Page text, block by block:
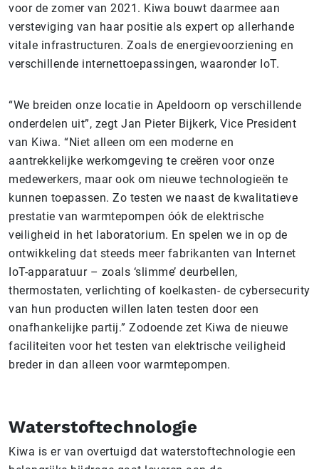
voor de zomer van 2021. Kiwa bouwt daarmee aan
versteviging van haar positie als expert op allerhande
vitale infrastructuren. Zoals de energievoorziening en
verschillende internettoepassingen, waaronder IoT.
“We breiden onze locatie in Apeldoorn op verschillende
onderdelen uit”, zegt Jan Pieter Bijkerk, Vice President
van Kiwa. “Niet alleen om een moderne en
aantrekkelijke werkomgeving te creëren voor onze
medewerkers, maar ook om nieuwe technologieën te
kunnen toepassen. Zo testen we naast de kwalitatieve
prestatie van warmtepompen óók de elektrische
veiligheid in het laboratorium. En spelen we in op de
ontwikkeling dat steeds meer fabrikanten van Internet
IoT-apparatuur – zoals ‘slimme’ deurbellen,
thermostaten, verlichting of koelkasten- de cybersecurity
van hun producten willen laten testen door een
onafhankelijke partij.” Zodoende zet Kiwa de nieuwe
faciliteiten voor het testen van elektrische veiligheid
breder in dan alleen voor warmtepompen.
Waterstoftechnologie
Kiwa is er van overtuigd dat waterstoftechnologie een